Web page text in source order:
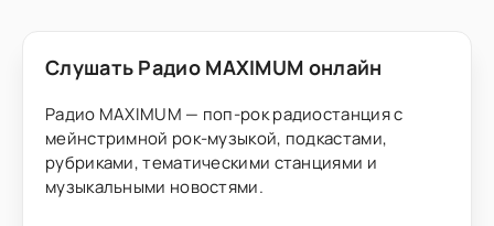
Слушать Радио MAXIMUM онлайн
Радио MAXIMUM — поп-рок радиостанция с
мейнстримной рок-музыкой, подкастами,
рубриками, тематическими станциями и
музыкальными новостями.